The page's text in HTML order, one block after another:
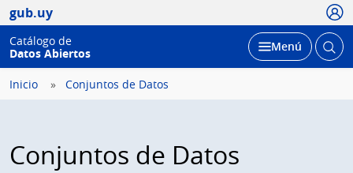
gub.uy
Catálogo de
Datos Abiertos
Desplegar
Menú Abrir
Inicio Conjuntos de Datos
Conjuntos de Datos